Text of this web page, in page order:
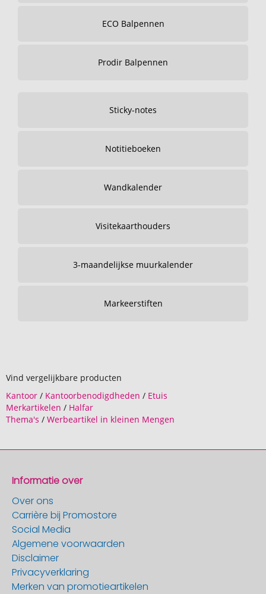
ECO Balpennen
Prodir Balpennen
Sticky-notes
Notitieboeken
Wandkalender
Visitekaarthouders
3-maandelijkse muurkalender
Markeerstiften
Vind vergelijkbare producten
Kantoor / Kantoorbenodigdheden / Etuis
Merkartikelen / Halfar
Thema's / Werbeartikel in kleinen Mengen
Informatie over
Over ons
Carrière bij Promostore
Social Media
Algemene voorwaarden
Disclaimer
Privacyverklaring
Merken van promotieartikelen